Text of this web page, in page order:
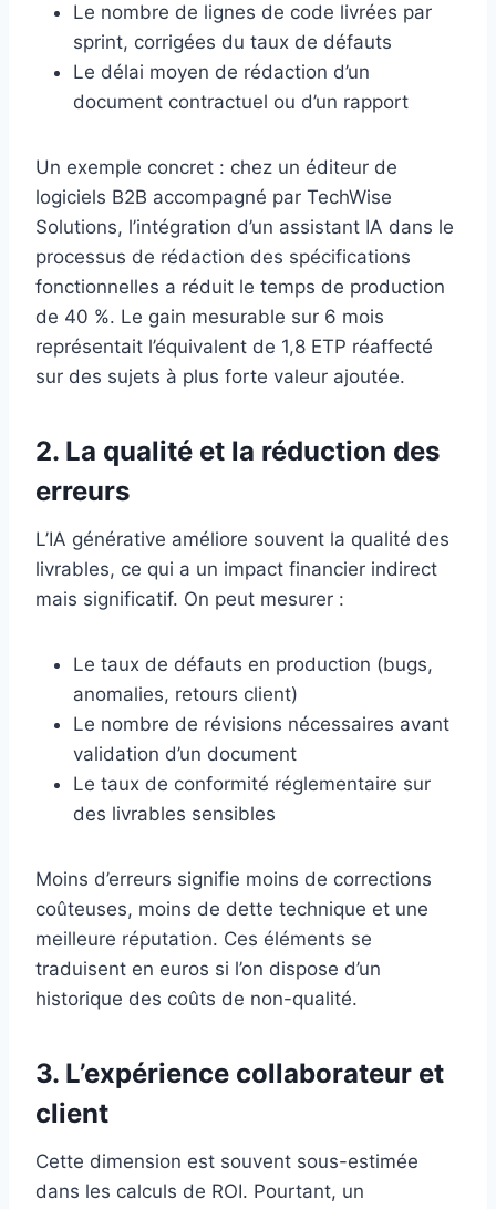
Le nombre de lignes de code livrées par
sprint, corrigées du taux de défauts
Le délai moyen de rédaction d’un
document contractuel ou d’un rapport
Un exemple concret : chez un éditeur de
logiciels B2B accompagné par TechWise
Solutions, l’intégration d’un assistant IA dans le
processus de rédaction des spécifications
fonctionnelles a réduit le temps de production
de 40 %. Le gain mesurable sur 6 mois
représentait l’équivalent de 1,8 ETP réaffecté
sur des sujets à plus forte valeur ajoutée.
2. La qualité et la réduction des
erreurs
L’IA générative améliore souvent la qualité des
livrables, ce qui a un impact financier indirect
mais significatif. On peut mesurer :
Le taux de défauts en production (bugs,
anomalies, retours client)
Le nombre de révisions nécessaires avant
validation d’un document
Le taux de conformité réglementaire sur
des livrables sensibles
Moins d’erreurs signifie moins de corrections
coûteuses, moins de dette technique et une
meilleure réputation. Ces éléments se
traduisent en euros si l’on dispose d’un
historique des coûts de non-qualité.
3. L’expérience collaborateur et
client
Cette dimension est souvent sous-estimée
dans les calculs de ROI. Pourtant, un